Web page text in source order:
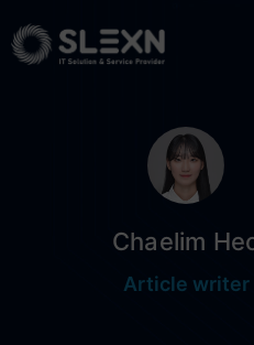
Chaelim
Article writer